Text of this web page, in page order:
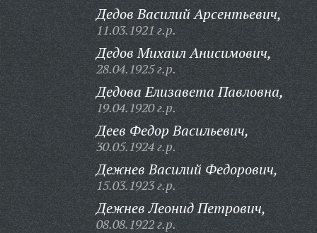
Дедов Василий Арсентьевич,
11.03.1921 г.р.
Дедов Михаил Анисимович,
28.04.1925 г.р.
Дедова Елизавета Павловна,
19.04.1920 г.р.
Деев Федор Васильевич,
30.05.1924 г.р.
Дежнев Василий Федорович,
15.03.1923 г.р.
Дежнев Леонид Петрович,
08.08.1922 г.р.